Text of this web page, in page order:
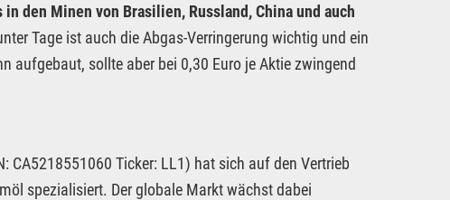
den Minen von Brasilien, Russland, China und auch
Tage ist auch die Abgas-Verringerung wichtig und ein
aufgebaut, sollte aber bei 0,30 Euro je Aktie zwingend
CA5218551060 Ticker: LL1) hat sich auf den Vertrieb
spezialisiert. Der globale Markt wächst dabei